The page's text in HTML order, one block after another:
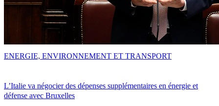
L’Italie va négocier des dépenses supplémentaires en énergie et
défense avec Bruxelles
ENERGIE, ENVIRONNEMENT ET TRANSPORT